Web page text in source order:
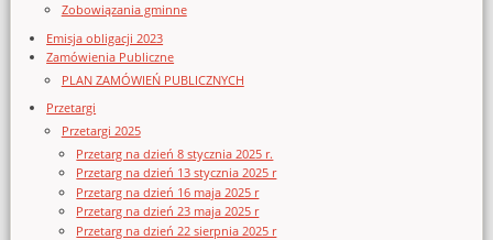
Zobowiązania gminne
Emisja obligacji 2023
Zamówienia Publiczne
PLAN ZAMÓWIEŃ PUBLICZNYCH
Przetargi
Przetargi 2025
Przetarg na dzień 8 stycznia 2025 r.
Przetarg na dzień 13 stycznia 2025 r
Przetarg na dzień 16 maja 2025 r
Przetarg na dzień 23 maja 2025 r
Przetarg na dzień 22 sierpnia 2025 r